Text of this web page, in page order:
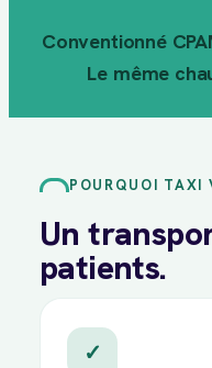
Conventionné
Le même
POURQUOI TAXI
Un
patients.
✓